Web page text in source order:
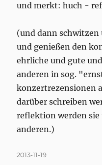
und merkt: huch -
(und dann
und genießen den
ehrliche und gute
anderen in sog.
konzertrezensionen
darüber schreiben
reflektion werden sie
anderen.)
Posted
2013-11-19